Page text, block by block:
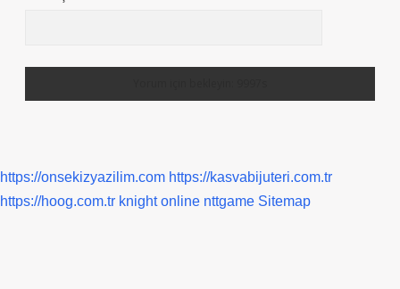
https://onsekizyazilim.com https://kasvabijuteri.com.tr
https://hoog.com.tr knight online nttgame Sitemap